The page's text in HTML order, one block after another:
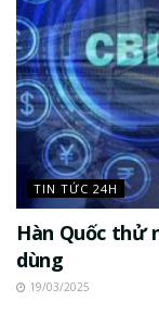
TIN TỨC 24H
Hàn Quốc thử
dùng
19/03/2025